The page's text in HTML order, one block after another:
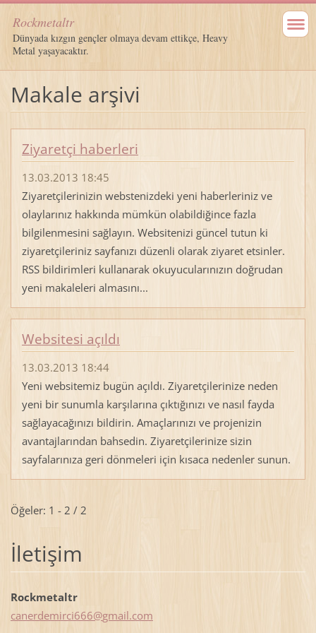
Rockmetaltr
Dünyada kızgın gençler olmaya devam ettikçe, Heavy
Metal yaşayacaktır.
Makale arşivi
Ziyaretçi haberleri
13.03.2013 18:45
Ziyaretçilerinizin webstenizdeki yeni haberleriniz ve
olaylarınız hakkında mümkün olabildiğince fazla
bilgilenmesini sağlayın. Websitenizi güncel tutun ki
ziyaretçileriniz sayfanızı düzenli olarak ziyaret etsinler.
RSS bildirimleri kullanarak okuyucularınızın doğrudan
yeni makaleleri almasını...
Websitesi açıldı
13.03.2013 18:44
Yeni websitemiz bugün açıldı. Ziyaretçilerinize neden
yeni bir sunumla karşılarına çıktığınızı ve nasıl fayda
sağlayacağınızı bildirin. Amaçlarınızı ve projenizin
avantajlarından bahsedin. Ziyaretçilerinize sizin
sayfalarınıza geri dönmeleri için kısaca nedenler sunun.
Öğeler: 1 - 2 / 2
İletişim
Rockmetaltr
canerdemirci666@gmail.com